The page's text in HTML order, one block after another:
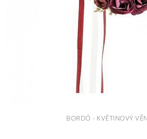
BORDÓ - KVĚTINOVÝ